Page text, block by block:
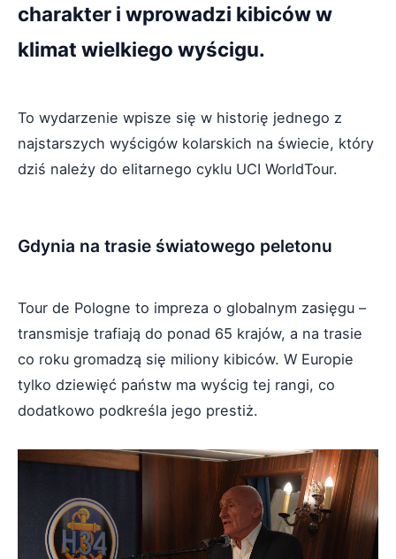
charakter i wprowadzi kibiców w
klimat wielkiego wyścigu.
To wydarzenie wpisze się w historię jednego z
najstarszych wyścigów kolarskich na świecie, który
dziś należy do elitarnego cyklu UCI WorldTour.
Gdynia na trasie światowego peletonu
Tour de Pologne to impreza o globalnym zasięgu –
transmisje trafiają do ponad 65 krajów, a na trasie
co roku gromadzą się miliony kibiców. W Europie
tylko dziewięć państw ma wyścig tej rangi, co
dodatkowo podkreśla jego prestiż.